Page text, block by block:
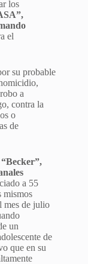
los
el
su probable
a
contra la
o
de
“Becker”,
a 55
mismos
mes de julio
un
de
que en su